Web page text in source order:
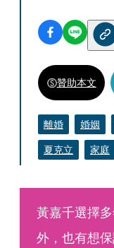
贊助本文
離婚 婚姻
夏克立
家庭
黃嘉千選擇
外，也有想